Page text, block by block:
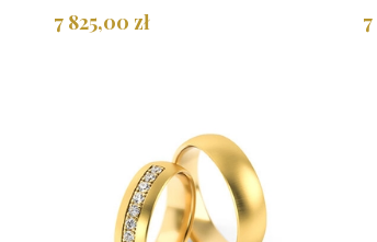
7 825,00 zł